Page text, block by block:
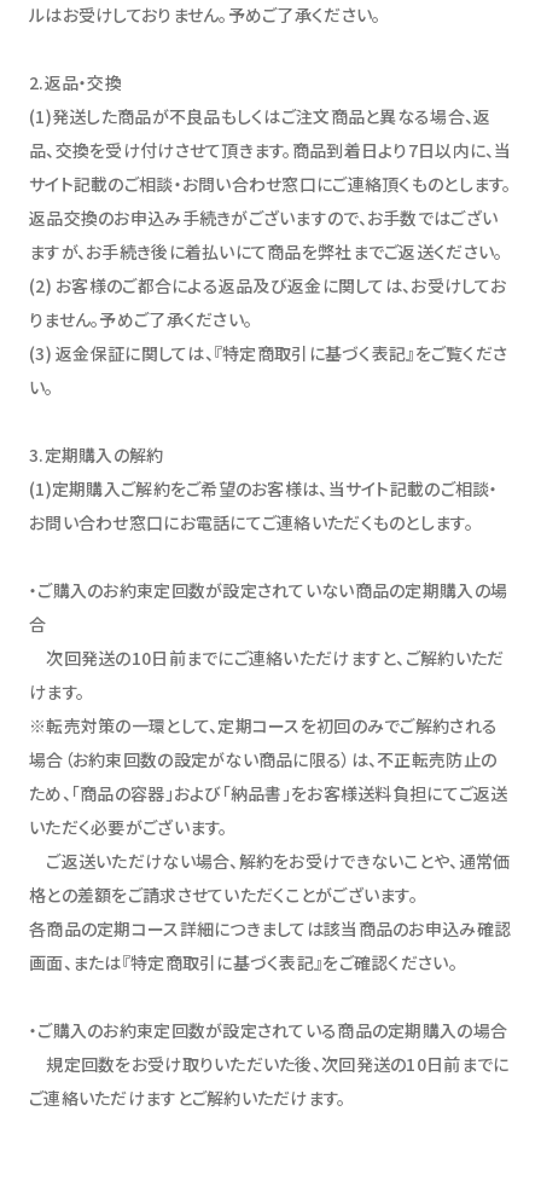
ルはお受けしておりません。予めご了承ください。
2.返品・交換
(1)発送した商品が不良品もしくはご注文商品と異なる場合、返
品、交換を受け付けさせて頂きます。商品到着日より7日以内に、当
サイト記載のご相談・お問い合わせ窓口にご連絡頂くものとします。
返品交換のお申込み手続きがございますので、お手数ではござい
ますが、お手続き後に着払いにて商品を弊社までご返送ください。
(2) お客様のご都合による返品及び返金に関しては、お受けしてお
りません。予めご了承ください。
(3) 返金保証に関しては、『特定商取引に基づく表記』をご覧くださ
い。
3.定期購入の解約
(1)定期購入ご解約をご希望のお客様は、当サイト記載のご相談・
お問い合わせ窓口にお電話にてご連絡いただくものとします。
・ご購入のお約束定回数が設定されていない商品の定期購入の場
合
次回発送の10日前までにご連絡いただけますと、ご解約いただ
けます。
※転売対策の一環として、定期コースを初回のみでご解約される
場合（お約束回数の設定がない商品に限る）は、不正転売防止の
ため、「商品の容器」および「納品書」をお客様送料負担にてご返送
いただく必要がございます。
ご返送いただけない場合、解約をお受けできないことや、通常価
格との差額をご請求させていただくことがございます。
各商品の定期コース詳細につきましては該当商品のお申込み確認
画面、または『特定商取引に基づく表記』をご確認ください。
・ご購入のお約束定回数が設定されている商品の定期購入の場合
規定回数をお受け取りいただいた後、次回発送の10日前までに
ご連絡いただけますとご解約いただけます。